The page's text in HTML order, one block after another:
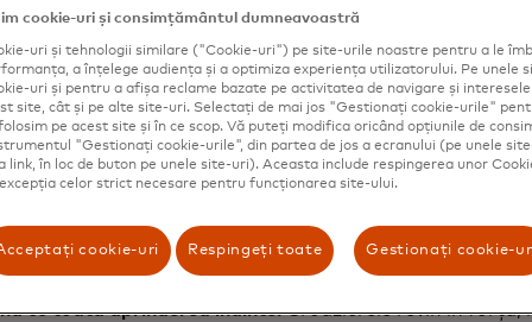
suplimentară de 6 grade Celsius a temperaturii,
economia din mers. Consumatorii au prioritizat
în detrimentul bunurilor materiale, chiar și atunci
pentru experiențe totalizează acum 12% din
Destinations, care măsoară vânzările cu
toate formele de plată - cel mai ridicat nivel din
cu martie 2024. În fața celor mai mulți, australienii tind
dolari pe experiențe și viață de noapte, comparativ cu
aproape de unul din 10.
cu toată aprinderea înainte.Croazierele revin în forță,
cookie-uri și consimțământul dumneavoastră
uri și tehnologii similare ("Cookie-uri") pe site-urile noastre pentru a le
a înțelege audiența și a optimiza experiența utilizatorului. Pe unele
uri și pentru a afișa reclame bazate pe activitatea de navigare și
site, cât și pe alte site-uri. Selectați de mai jos "Gestionați cookie-urile"
pe acest site și în ce scop. Vă puteți modifica oricând opțiunile de
"Gestionați cookie-urile", din partea de jos a ecranului (pe unele
link, în loc de buton pe unele site-uri). Aceasta include respingerea unor
celor strict necesare pentru funcționarea site-ului.
cookie-uri Respingeți toate Gestionați cookie-